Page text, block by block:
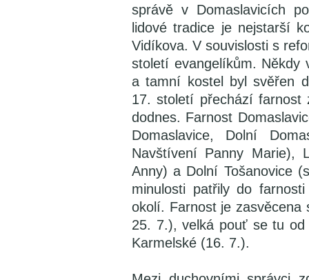
správě v Domaslavicích
lidové tradice je nejstarší
Vidíkova. V souvislosti s
století evangelíkům. Někdy
a tamní kostel byl svěřen
17. století přechází
dodnes. Farnost
Domaslavice, Dolní
Navštívení Panny Marie),
Anny) a Dolní Tošanovice
minulosti patřily do
okolí. Farnost je zasvěcena
25. 7.), velká pouť se tu od
Karmelské (16. 7.).